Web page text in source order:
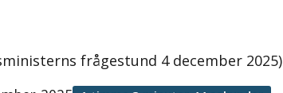
frågestund 4 december 2025)